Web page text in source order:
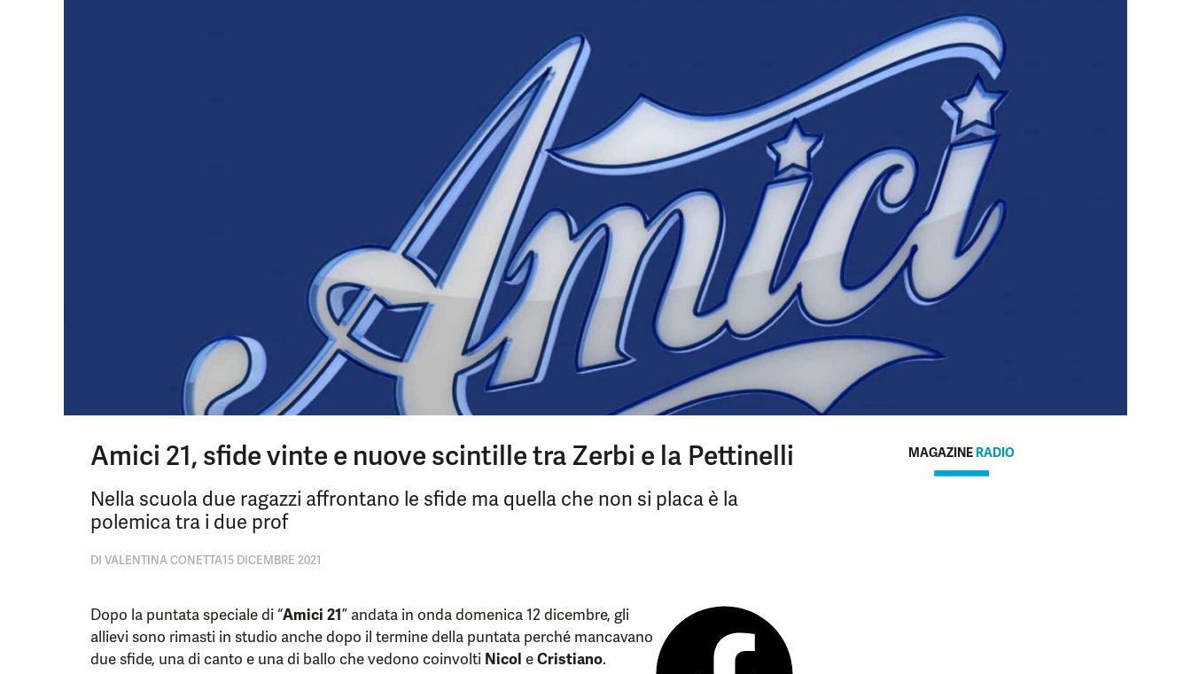
Amici 21, sfide vinte e nuove scintille tra Zerbi e la Pettinelli
Nella scuola due ragazzi affrontano le sfide ma quella che non si placa è la
polemica tra i due prof
DI VALENTINA CONETTA15 DICEMBRE 2021
Dopo la puntata speciale di “Amici 21” andata in onda domenica 12 dicembre, gli
allievi sono rimasti in studio anche dopo il termine della puntata perché mancavano
due sfide, una di canto e una di ballo che vedono coinvolti Nicol eCristiano.
MAGAZINE RADIO